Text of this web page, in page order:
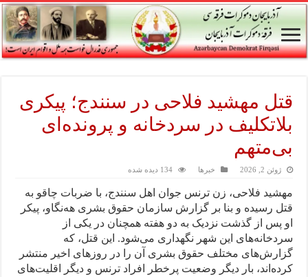
قتل مهشید فلاحی در سنندج؛ پیکری
بلاتکلیف در سردخانه و پرونده‌ای
بی‌متهم
ژوئن 2, 2026 خبرها 134 دیده شده
مهشید فلاحی، زن ترنس جوان اهل سنندج، با ضربات چاقو به
قتل رسیده و بنا بر گزارش سازمان حقوق بشری هه‌نگاو، پیکر
او پس از گذشت نزدیک به دو هفته همچنان در یکی از
سردخانه‌های این شهر نگهداری می‌شود. این قتل، که
گزارش‌های مختلف حقوق بشری آن را در روزهای اخیر منتشر
کرده‌اند، بار دیگر وضعیت پرخطر افراد ترنس و دیگر اقلیت‌های